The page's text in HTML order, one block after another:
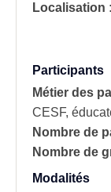
Localisation :
Participants
Métier des
CESF,
Nombre de
Nombre de
Modalités